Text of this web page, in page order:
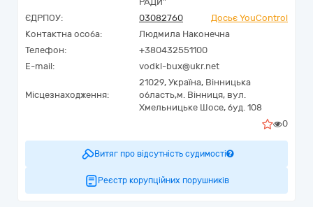
ЄДРПОУ:
03082760
Досьє YouControl
Контактна особа:
Людмила Наконечна
Телефон:
+380432551100
E-mail:
vodkl-bux@ukr.net
Місцезнаходження:
21029, Україна, Вінницька
область,м. Вінниця, вул.
Хмельницьке Шосе, буд. 108
0
Витяг про відсутність судимості
Реєстр корупційних порушників